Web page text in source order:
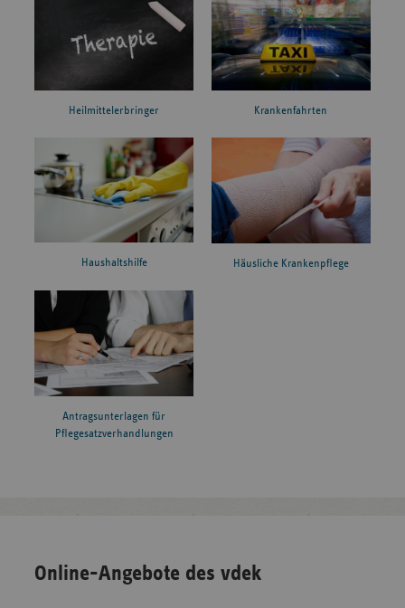
Heilmittelerbringer Krankenfahrten
Haushaltshilfe Häusliche Krankenpflege
Antragsunterlagen für
Pflegesatzverhandlungen
Online-Angebote des vdek